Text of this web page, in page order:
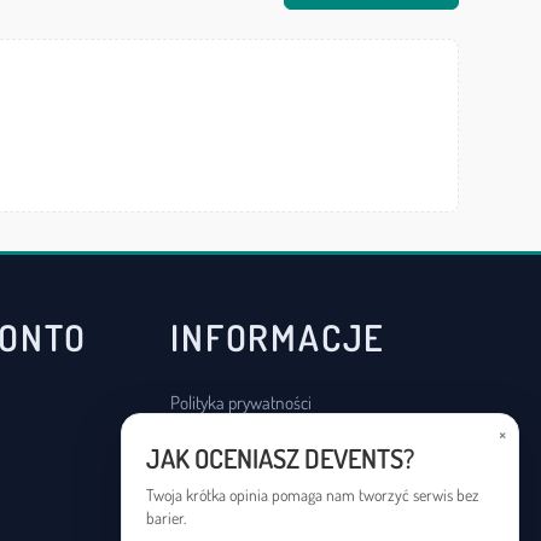
INFORMACJE
Polityka prywatności
Deklaracja dostępności
×
JAK OCENIASZ DEVENTS?
Twoja krótka opinia pomaga nam tworzyć serwis bez
barier.